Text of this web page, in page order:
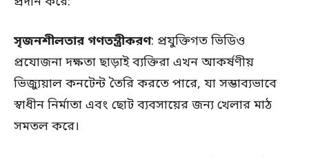
সৃজনশীলতার গণতন্ত্রীকরণ: প্রযুক্তিগত ভিডিও
প্রযোজনা দক্ষতা ছাড়াই ব্যক্তিরা এখন আকর্ষণীয়
ভিজ্যুয়াল কনটেন্ট তৈরি করতে পারে, যা সম্ভাব্যভাবে
স্বাধীন নির্মাতা এবং ছোট ব্যবসায়ের জন্য খেলার মাঠ
সমতল করে।